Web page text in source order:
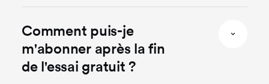
Comment puis-je
m'abonner après la fin
de l'essai gratuit ?